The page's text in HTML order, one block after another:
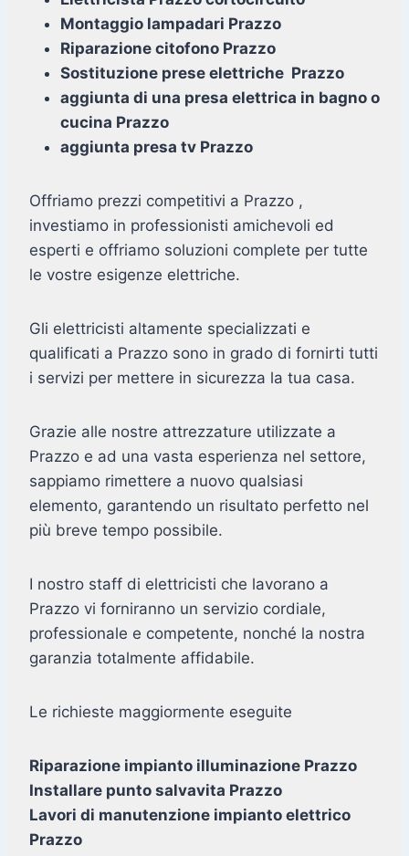
Montaggio lampadari Prazzo
Riparazione citofono Prazzo
Sostituzione prese elettriche Prazzo
aggiunta di una presa elettrica in bagno o
cucina Prazzo
aggiunta presa tv Prazzo
Offriamo prezzi competitivi a Prazzo ,
investiamo in professionisti amichevoli ed
esperti e offriamo soluzioni complete per tutte
le vostre esigenze elettriche.
Gli elettricisti altamente specializzati e
qualificati a Prazzo sono in grado di fornirti tutti
i servizi per mettere in sicurezza la tua casa.
Grazie alle nostre attrezzature utilizzate a
Prazzo e ad una vasta esperienza nel settore,
sappiamo rimettere a nuovo qualsiasi
elemento, garantendo un risultato perfetto nel
più breve tempo possibile.
I nostro staff di elettricisti che lavorano a
Prazzo vi forniranno un servizio cordiale,
professionale e competente, nonché la nostra
garanzia totalmente affidabile.
Le richieste maggiormente eseguite
Riparazione impianto illuminazione Prazzo
Installare punto salvavita Prazzo
Lavori di manutenzione impianto elettrico
Prazzo